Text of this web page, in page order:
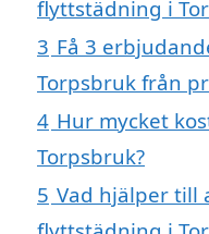
flyttstädning i
3 Få 3
Torpsbruk från
4 Hur mycket
Torpsbruk?
5 Vad hjälper till